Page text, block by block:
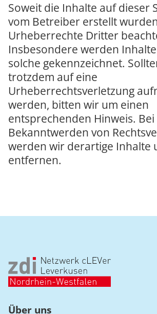
Soweit die Inhalte auf dieser
vom Betreiber erstellt
Urheberrechte Dritter
Insbesondere werden
solche gekennzeichnet.
trotzdem auf eine
Urheberrechtsverletzung
werden, bitten wir um einen
entsprechenden Hinweis. Bei
Bekanntwerden von
werden wir derartige Inhalte
entfernen.
Über uns